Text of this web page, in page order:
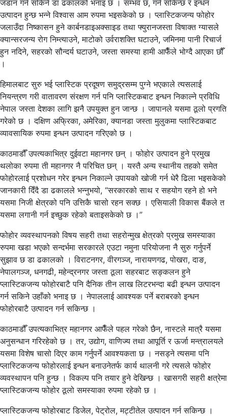
जडान गर्न सकिने डा ढकालको भनाइ छ । सम्भव छ, गर्न सकिन्छ र इन्धन
उत्पादन हुन्छ भन्ने विश्वास आम रुपमा भइसकेको छ । प्लास्टिकजन्य फोहोर
जलाउँदा निष्कासन हुने कार्बनडाइअक्साइड तथा फ्युरानजस्ता विषाक्त ग्यासले
क्यान्सरजन्य रोग निम्त्याउने, माटोको उर्वराशक्ति घटाउने, जमिनमा पानी रिचार्ज
हुन नदिने, सहरको सौन्दर्य घटाउने, जस्ता समस्या हामी आफैँले भोग्दै आएका छौँ
।
हिमालबाट सुरु भई प्लास्टिक प्रदूषण समुद्रसम्म पुग्ने भएकाले त्यसलाई
नियन्त्रण गरी वातावरण संरक्षण गर्न पनि प्लास्टिकबाट इन्धन निकाल्ने प्रविधि
नेपाल जस्ता देशका लागि झनै उपयुक्त हुन जान्छ । जापानले यसमा ठूलो प्रगति
गरेको छ । दक्षिण अफ्रिका, अमेरिका, क्यानडा जस्ता मुलुकमा प्लास्टिकबाट
व्यावसायिक रुपमा इन्धन उत्पादन गरिएको छ ।
काठमाडौँ उपत्यकाभित्र दुईवटा महानगर छन् । फोहोर उत्पादन हुने प्रमुख
थलोका रुपमा ती महानगर नै परिचित छन् । यस्तै अन्य स्थानीय तहको समेत
फोहोरलाई प्रशोधन गरेर इन्धन निकाल्ने उपायको खोजी गर्न धेरै ढिला भइसकेको
जानकारी दिँदै डा ढकालले भन्नुभयो, “सरकारको साथ र सहयोग रहने हो भने
यसमा निजी क्षेत्रको पनि उत्तिकै चासो रहन सक्छ । एसियाली विकास बैंकले त
यसमा लगानी गर्न इच्छुक रहेको बताइसकेको छ ।”
फोहोर व्यवस्थापनको विषय सहरी तथा सहरोन्मुख क्षेत्रको प्रमुख समस्याका
रुपमा खडा भएको सन्दर्भमा सरकारले एउटा नमुना परियोजना नै सुरु गर्नुपर्ने
सुझाव छ डा ढकालको । विराटनगर, वीरगञ्ज, नारायणगढ, पोखरा, दाङ,
नेपालगञ्ज, धनगढी, महेन्द्रनगर जस्ता ठूला सहरबाट सङ्कलन हुने
प्लास्टिकजन्य फोहोरबाटै पनि दैनिक तीन लाख लिटरभन्दा बढी इन्धन उत्पादन
गर्न सकिने उहाँको भनाइ छ । नेपाललाई आवश्यक पर्ने बराबरको इन्धन
फोहोरबाटै उत्पादन गर्न सकिन्छ ।
काठमाडौँ उपत्यकाभित्र महानगर आफैँले पहल गरेको छैन, नास्टले मात्रै यसमा
अनुसन्धान गरिरहेको छ । तर, उद्योग, वाणिज्य तथा आपूर्ति र ऊर्जा मन्त्रालयले
यसमा विशेष चासो दिएर काम गर्नुपर्ने आवश्यकता छ । नसड्ने त्यसमा पनि
प्लास्टिकजन्य फोहोरलाई इन्धन बनाउनेतर्फ कार्य थालनी गरे त्यसले फोहोर
व्यवस्थापन पनि हुन्छ । विकल्प पनि तयार हुने देखिन्छ । खासगरी सहरी क्षत्रेमा
प्लास्टिकजन्य फोहोर ठूलो समस्याका रुपमा रहेको छ ।
प्लास्टिकजन्य फोहोरबाट डिजेल, पेट्रोल, मट्टीतेल उत्पादन गर्न सकिन्छ ।